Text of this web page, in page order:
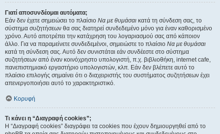
Γιατί αποσυνδέομαι αυτόματα;
Εάν δεν έχετε σημειώσει το πλαίσιο Να με θυμάσαι κατά τη σύνδεση σας, το
σύστημα συζητήσεων θα σας διατηρεί συνδεδεμένο μόνο για έναν καθορισμένο
χρόνο. Αυτό αποτρέπει την κατάχρηση του λογαριασμού σας από κάποιον
άλλο. Για να παραμείνετε συνδεδεμένοι, σημειώστε το πλαίσιο Να με θυμάσαι
κατά τη σύνδεση σας. Αυτό δεν συνιστάται εάν συνδέεστε στο σύστημα
συζητήσεων από έναν κοινόχρηστο υπολογιστή, π.χ. βιβλιοθήκη, internet cafe,
πανεπιστημιακό εργαστήριο υπολογιστών, κλπ. Εάν δεν βλέπετε αυτό το
πλαίσιο επιλογής σημαίνει ότι ο διαχειριστής του συστήματος συζητήσεων έχει
απενεργοποιήσει αυτό το χαρακτηριστικό.
Κορυφή
Τι κάνει η “Διαγραφή cookies”;
Η “Διαγραφή cookies” διαγράφει τα cookies που έχουν δημιουργηθεί από το